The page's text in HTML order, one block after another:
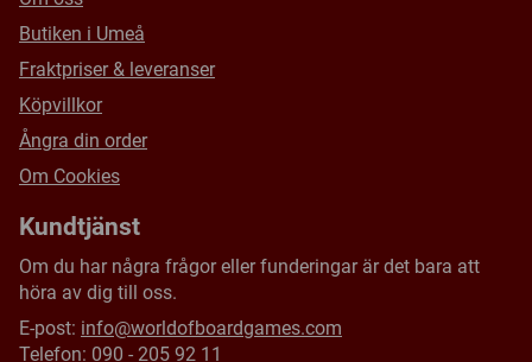
Butiken i Umeå
Fraktpriser & leveranser
Köpvillkor
Ångra din order
Om Cookies
Kundtjänst
Om du har några frågor eller funderingar är det bara att
höra av dig till oss.
E-post: info@worldofboardgames.com
Telefon: 090 - 205 92 11